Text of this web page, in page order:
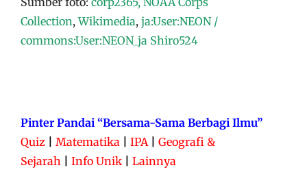
Collection,Wikimedia, ja:User:NEON /
commons:User:NEON_ja Shiro524
Pinter Pandai “Bersama-Sama Berbagi Ilmu”
Quiz
Matematika IPA
Geografi &
Sejarah
Info Unik Lainnya